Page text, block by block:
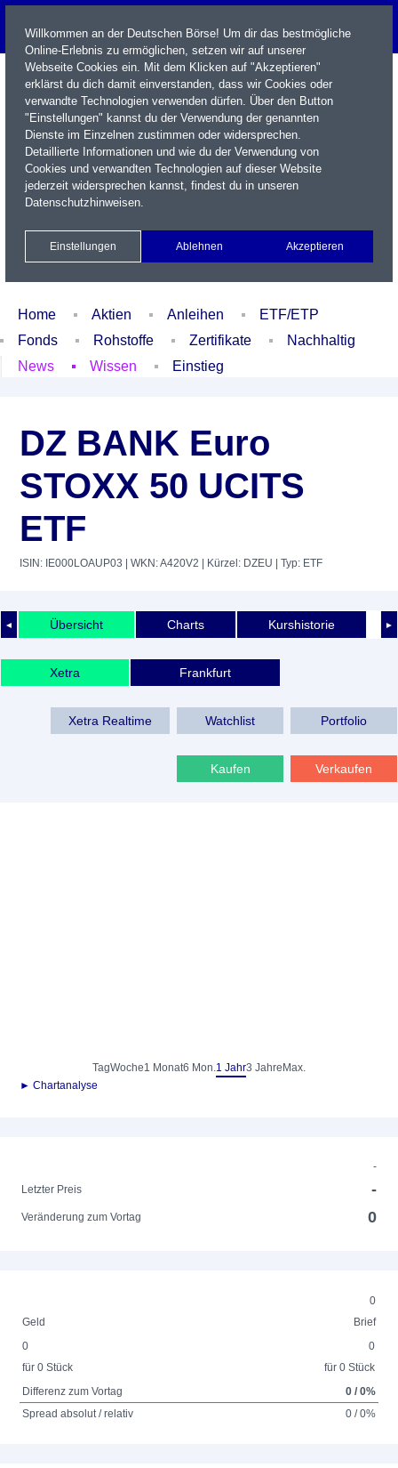
Name / WKN / ISIN / Kürzel
Xetra Realtime
Watchlist Portfolio Login
Home Aktien Anleihen
ETF/ETP
Fonds
Rohstoffe Zertifikate
Nachhaltig
News
Wissen Einstieg
DZ BANK Euro
STOXX 50 UCITS
ETF
ISIN: IE000LOAUP03 | WKN: A420V2 | Kürzel: DZEU | Typ: ETF
◄ ►
Übersicht Charts Kurshistorie
Xetra Frankfurt
Xetra Realtime Watchlist Portfolio
Kaufen Verkaufen
TagWoche1 Monat6 Mon.1 Jahr3 Jahre Max.
► Chartanalyse
-
Letzter Preis
-
Veränderung zum Vortag 0
0
Geld
Brief
0
für 0 Stück
0
für 0 Stück
Differenz zum Vortag
0 / 0%
Spread absolut / relativ
0 / 0%
Willkommen an der Deutschen Börse! Um dir das bestmögliche
Online-Erlebnis zu ermöglichen, setzen wir auf unserer
Webseite Cookies ein. Mit dem Klicken auf "Akzeptieren"
erklärst du dich damit einverstanden, dass wir Cookies oder
verwandte Technologien verwenden dürfen. Über den Button
"Einstellungen" kannst du der Verwendung der genannten
Dienste im Einzelnen zustimmen oder widersprechen.
Detaillierte Informationen und wie du der Verwendung von
Cookies und verwandten Technologien auf dieser Website
jederzeit widersprechen kannst, findest du in unseren
Datenschutzhinweisen.
Einstellungen Ablehnen Akzeptieren